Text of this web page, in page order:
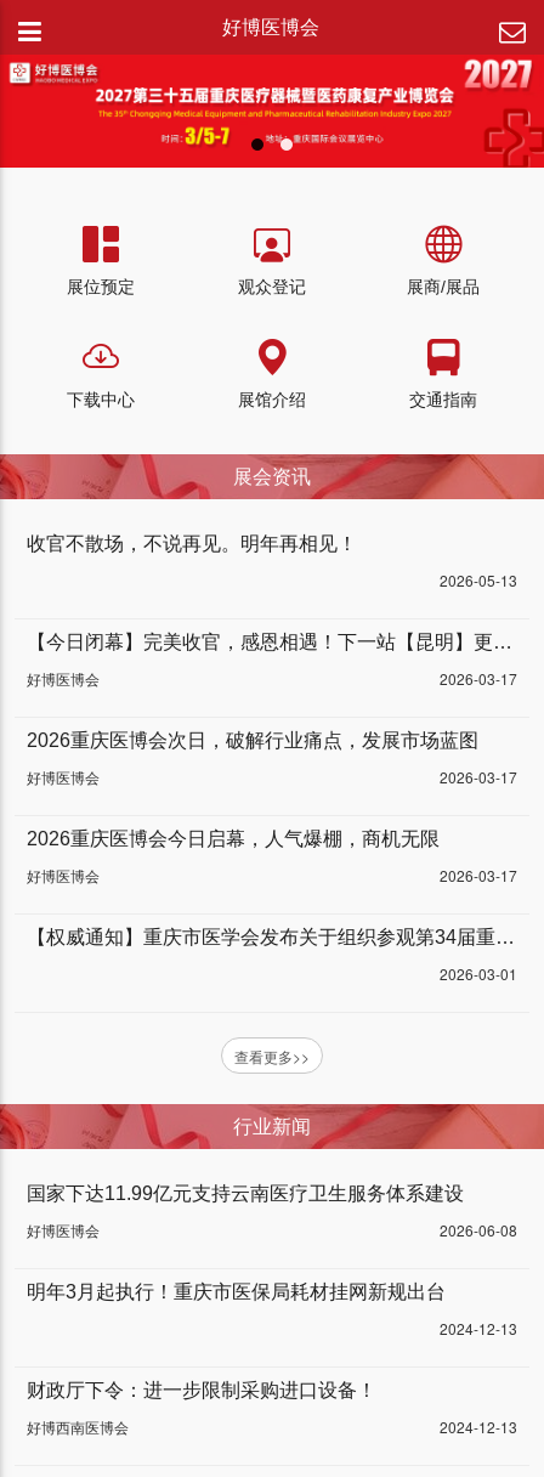
好博医博会
展位预定 观众登记 展商/展品
下载中心 展馆介绍 交通指南
展会资讯
收官不散场，不说再见。明年再相见！
2026-05-13
【今日闭幕】完美收官，感恩相遇！下一站【昆明】更精彩。
好博医博会
2026-03-17
2026重庆医博会次日，破解行业痛点，发展市场蓝图
好博医博会
2026-03-17
2026重庆医博会今日启幕，人气爆棚，商机无限
好博医博会
2026-03-17
【权威通知】重庆市医学会发布关于组织参观第34届重庆医博会的通知
2026-03-01
查看更多>>
行业新闻
国家下达11.99亿元支持云南医疗卫生服务体系建设
好博医博会
2026-06-08
明年3月起执行！重庆市医保局耗材挂网新规出台
2024-12-13
财政厅下令：进一步限制采购进口设备！
好博西南医博会
2024-12-13